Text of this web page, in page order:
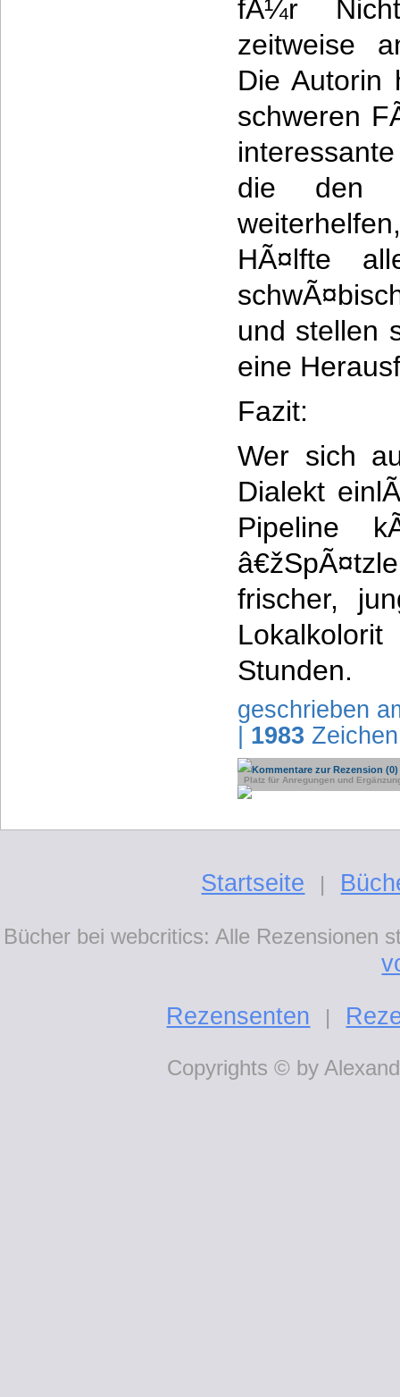
fÃ¼r
zeitweise
Die Autorin
schweren
die den
HÃ¤lfte
und stellen
eine
Fazit:
Wer sich
Dialekt
Pipeline
frischer,
Stunden.
geschrieben
1983 Zeichen
Kommentare zur Rezension (0)
Platz für Anregungen und
Startseite |
Bücher bei webcritics: Alle Rezensionen
Rezensenten
|
Copyrights © by